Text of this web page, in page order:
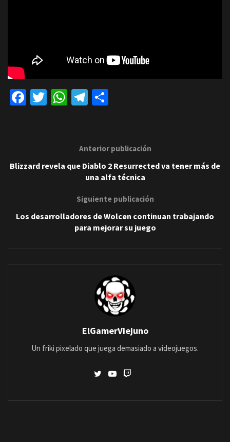
Fa
o
T
W
sA
p
Te
a
m
p
ar
tir
Anterior publicación
Blizzard revela que Diablo 2 Resurrected va tener más de
una alfa técnica
Siguiente publicación
Los desarrolladores de Wolcen continuan trabajando
para mejorar su juego
ElGamerViejuno
Un friki pixelado que juega demasiado a videojuegos.